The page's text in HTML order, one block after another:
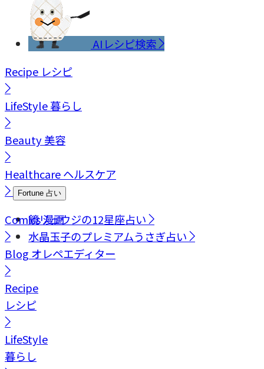
AIレシピ検索
Recipe レシピ
LifeStyle暮らし
Beauty美容
Healthcareヘルスケア
Fortune 占い
鏡リュウジの12星座占い
水晶玉子のプレミアムうさぎ占い
Comics漫画
Blog オレペエディター
Recipe
レシピ
LifeStyle
暮らし